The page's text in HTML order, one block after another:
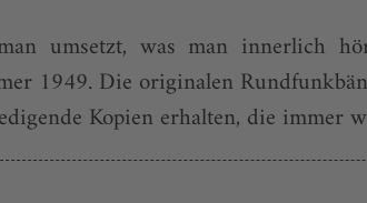
umsetzt, was man innerlich
1949. Die originalen
Kopien erhalten, die immer